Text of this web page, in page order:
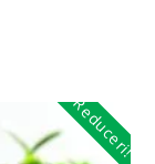
Reduceri!